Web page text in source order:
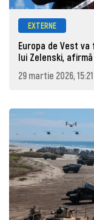
EXTERNE
Europa de Vest
lui Zelenski,
29 martie 2026, 15:21